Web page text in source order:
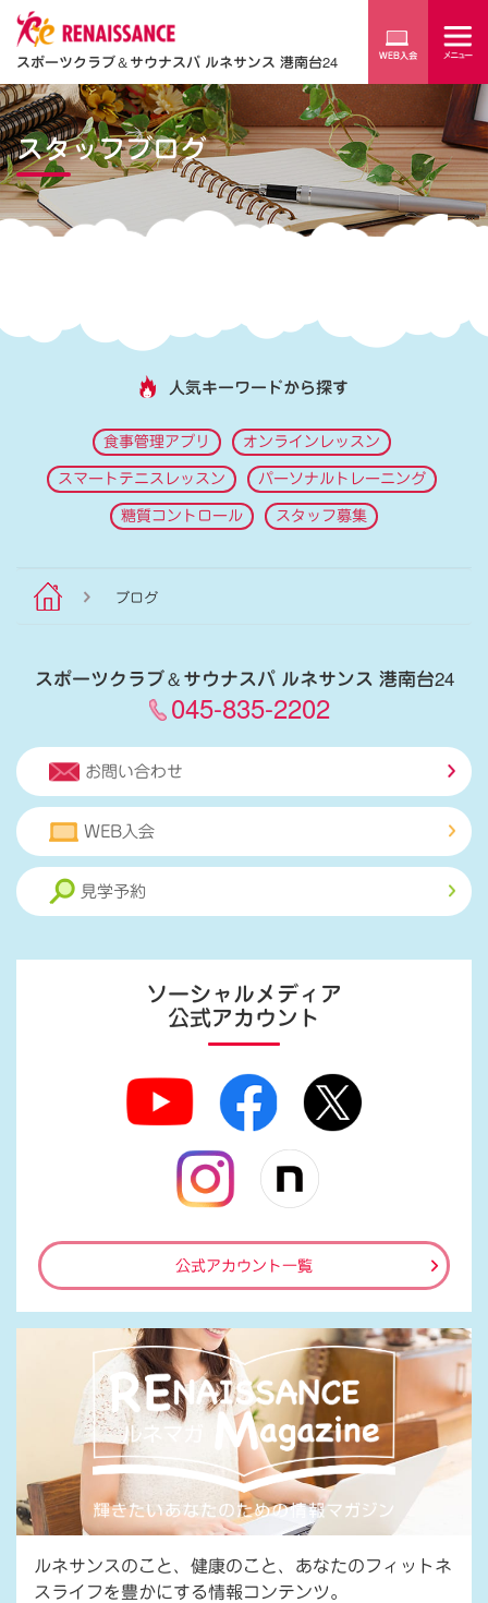
スポーツクラブ＆サウナスパ ルネサンス 港南台24
スタッフブログ
人気キーワードから探す
食事管理アプリ オンラインレッスン
スマートテニスレッスン パーソナルトレーニング
糖質コントロール スタッフ募集
ブログ
スポーツクラブ＆サウナスパ ルネサンス 港南台24
045-835-2202
お問い合わせ
WEB入会
見学予約
ソーシャルメディア
公式アカウント
公式アカウント一覧
ルネサンスのこと、健康のこと、あなたのフィットネ
スライフを豊かにする情報コンテンツ。